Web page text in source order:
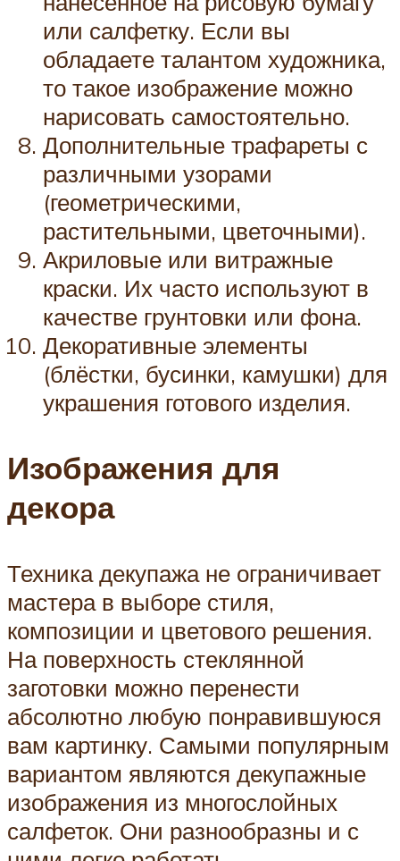
или салфетку. Если вы
обладаете талантом художника,
то такое изображение можно
нарисовать самостоятельно.
Дополнительные трафареты с
различными узорами
(геометрическими,
растительными, цветочными).
Акриловые или витражные
краски. Их часто используют в
качестве грунтовки или фона.
Декоративные элементы
(блёстки, бусинки, камушки) для
украшения готового изделия.
Изображения для
декора
Техника декупажа не ограничивает
мастера в выборе стиля,
композиции и цветового решения.
На поверхность стеклянной
заготовки можно перенести
абсолютно любую понравившуюся
вам картинку. Самыми популярным
вариантом являются декупажные
изображения из многослойных
салфеток. Они разнообразны и с